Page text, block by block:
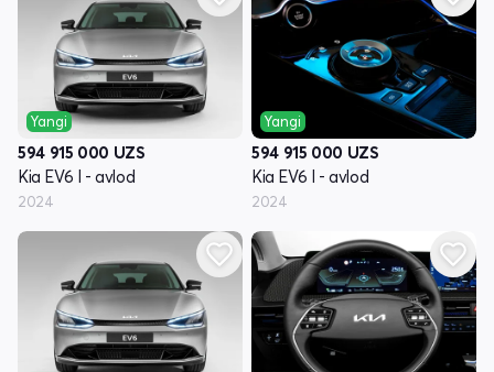
Yangi
594 915 000 UZS
Kia EV6 I - avlod
2024
Yangi
594 915 000 UZS
Kia EV6 I - avlod
2024